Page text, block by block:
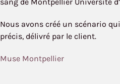
Nous avons créé un scénario
précis, délivré par le client.
Muse Montpellier